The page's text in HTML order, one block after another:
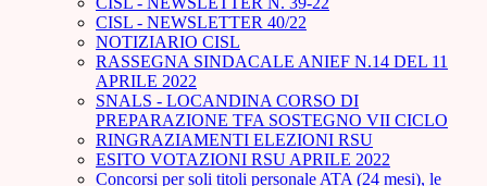
CISL - NEWSLETTER 40/22
NOTIZIARIO CISL
RASSEGNA SINDACALE ANIEF N.14 DEL 11
APRILE 2022
SNALS - LOCANDINA CORSO DI
PREPARAZIONE TFA SOSTEGNO VII CICLO
RINGRAZIAMENTI ELEZIONI RSU
ESITO VOTAZIONI RSU APRILE 2022
Concorsi per soli titoli personale ATA (24 mesi), le